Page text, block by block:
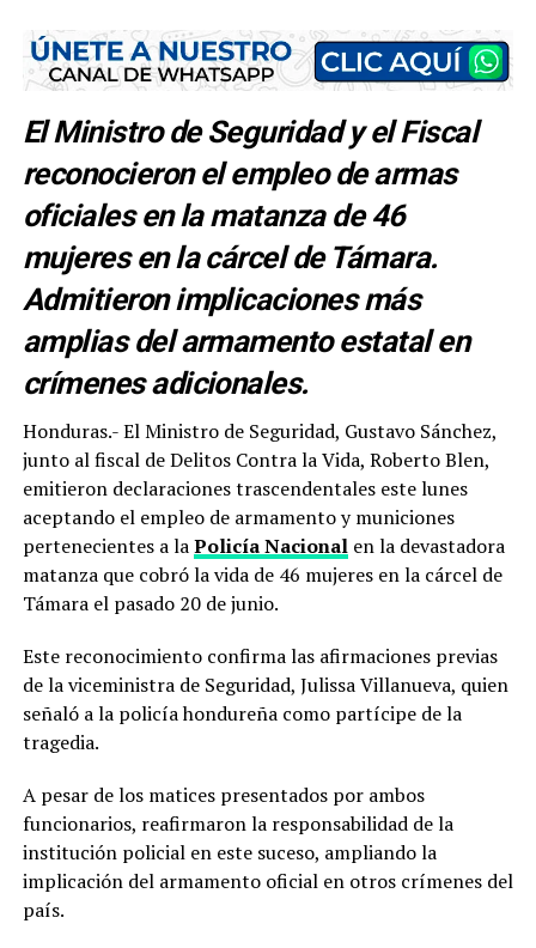
El Ministro de Seguridad y el Fiscal
reconocieron el empleo de armas
oficiales en la matanza de 46
mujeres en la cárcel de Támara.
Admitieron implicaciones más
amplias del armamento estatal en
crímenes adicionales.
Honduras.- El Ministro de Seguridad, Gustavo Sánchez,
junto al fiscal de Delitos Contra la Vida, Roberto Blen,
emitieron declaraciones trascendentales este lunes
aceptando el empleo de armamento y municiones
pertenecientes a laPolicía Nacionalen la devastadora
matanza que cobró la vida de 46 mujeres en la cárcel de
Támara el pasado 20 de junio.
Este reconocimiento confirma las afirmaciones previas
de la viceministra de Seguridad, Julissa Villanueva, quien
señaló a la policía hondureña como partícipe de la
tragedia.
A pesar de los matices presentados por ambos
funcionarios, reafirmaron la responsabilidad de la
institución policial en este suceso, ampliando la
implicación del armamento oficial en otros crímenes del
país.